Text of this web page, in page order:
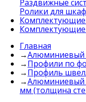
Раздвижные
Ролики для
Комплектующие
Главная
→Алюминиевый
→Профили по
→Профиль
→Алюминиевый
мм (толщина